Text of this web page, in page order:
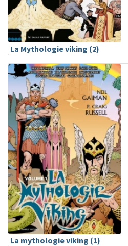
La Mythologie viking (2)
La mythologie viking (1)